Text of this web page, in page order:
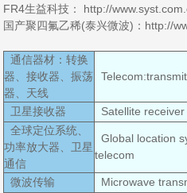
FR4生益科技： http://
国产聚四氟乙稀(泰兴微波)：http://
通信器材：转换
器、接收器、振荡
器、天线
卫星接收器
Satellite receiver
全球定位系统、
功率放大器、卫星
通信
Global location
telecom
微波传输
Microwave